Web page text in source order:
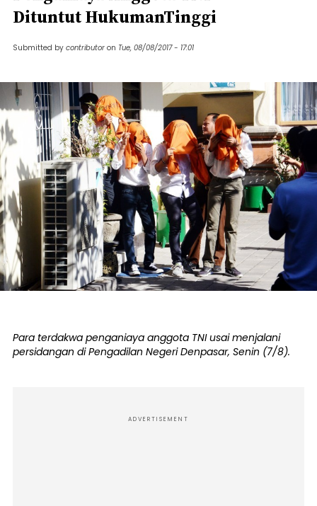
Dituntut HukumanTinggi
Submitted by contributor on Tue, 08/08/2017 - 17:01
Para terdakwa penganiaya anggota TNI usai menjalani
persidangan di Pengadilan Negeri Denpasar, Senin (7/8).
ADVERTISEMENT